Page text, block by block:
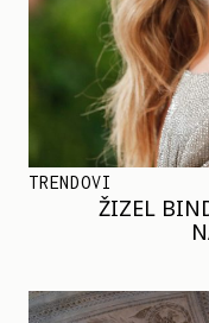
TRENDOVI
ŽIZEL